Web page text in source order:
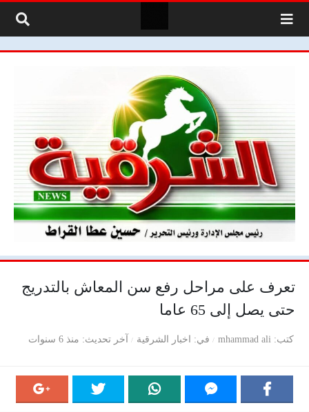
تعرف على مراحل رفع سن المعاش بالتدريج
حتى يصل إلى 65 عاما
كتب mhammad ali في اخبار الشرقية آخر تحديث منذ 6 سنوات